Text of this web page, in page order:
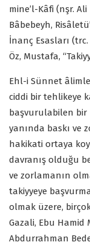
mine’l-Kâfi (nşr.
Bâbebeyh,
İnanç Esasları (trc.
Öz, Mustafa,
Ehl-i Sünnet
ciddi bir tehlikeye
başvurulabilen
yanında baskı ve
hakikati ortaya
davranış olduğu
ve zorlamanın
takiyyeye
olmak üzere,
Gazali, Ebu Hamid
Abdurrahman